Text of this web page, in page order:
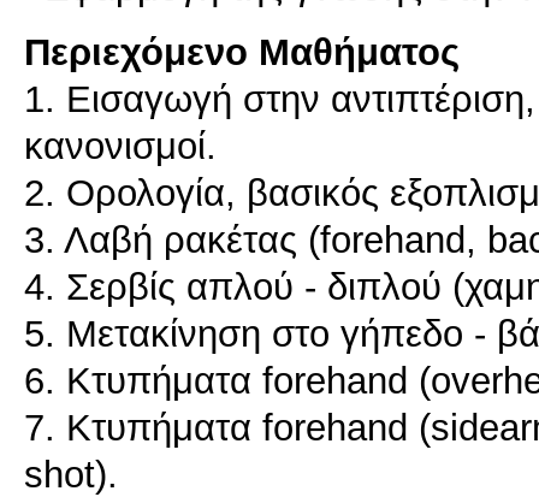
Περιεχόμενο Μαθήματος
1. Εισαγωγή στην
κανονισμοί.
2. Ορολογία, βασικός
3. Λαβή ρακέτας (forehand,
4. Σερβίς απλού - διπλού
5. Μετακίνηση στο γήπεδο -
6. Κτυπήματα forehand
7. Κτυπήματα forehand
shot).